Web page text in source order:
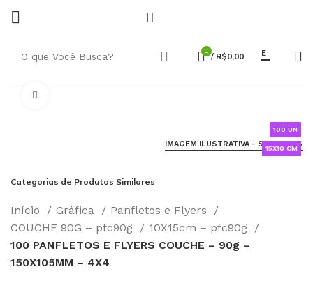
0 / R$0,00 E
100 UN
15X10 CM
IMAGEM ILUSTRATIVA - SAIBA MAIS
Categorias de Produtos Similares
Início Gráfica
Panfletos e Flyers
COUCHE 90G – pfc90g
10X15cm – pfc90g
100 PANFLETOS E FLYERS COUCHE – 90g –
150X105MM – 4X4